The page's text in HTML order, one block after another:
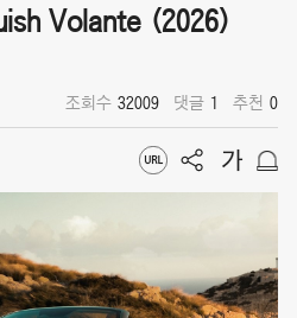
Volante (2026)
조회수 32009 댓글 1 추천 0